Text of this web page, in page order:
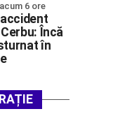
acum 6 ore
accident
Încă
în